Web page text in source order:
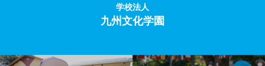
学校法人
九州文化学園